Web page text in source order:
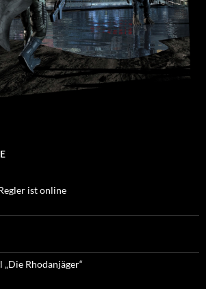
ist online
Rhodanjäger“